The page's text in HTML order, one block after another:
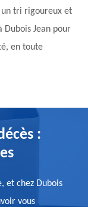
tri rigoureux et
Dubois Jean pour
en toute
:
et chez Dubois
vous